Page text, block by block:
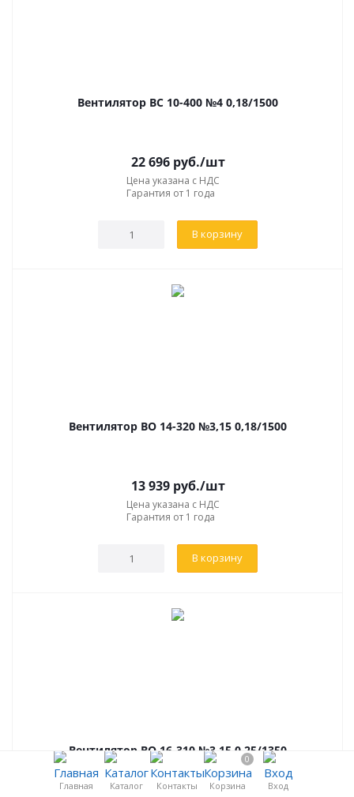
Вентилятор ВС 10-400 №4 0,18/1500
22 696руб./шт
Цена указана с НДС
Гарантия от 1 года
В корзину
Вентилятор ВО 14-320 №3,15 0,18/1500
13 939руб./шт
Цена указана с НДС
Гарантия от 1 года
В корзину
Вентилятор ВО 16-310 №3,15 0,25/1350
Главная Каталог Контакты
0
Корзина Вход